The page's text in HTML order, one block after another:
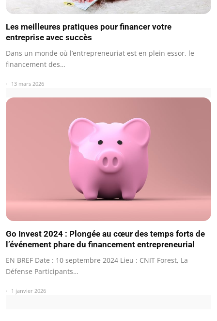
Les meilleures pratiques pour financer votre
entreprise avec succès
Dans un monde où l’entrepreneuriat est en plein essor, le
financement des…
13 mars 2026
Go Invest 2024 : Plongée au cœur des temps forts de
l’événement phare du financement entrepreneurial
EN BREF Date : 10 septembre 2024 Lieu : CNIT Forest, La
Défense Participants…
1 janvier 2026